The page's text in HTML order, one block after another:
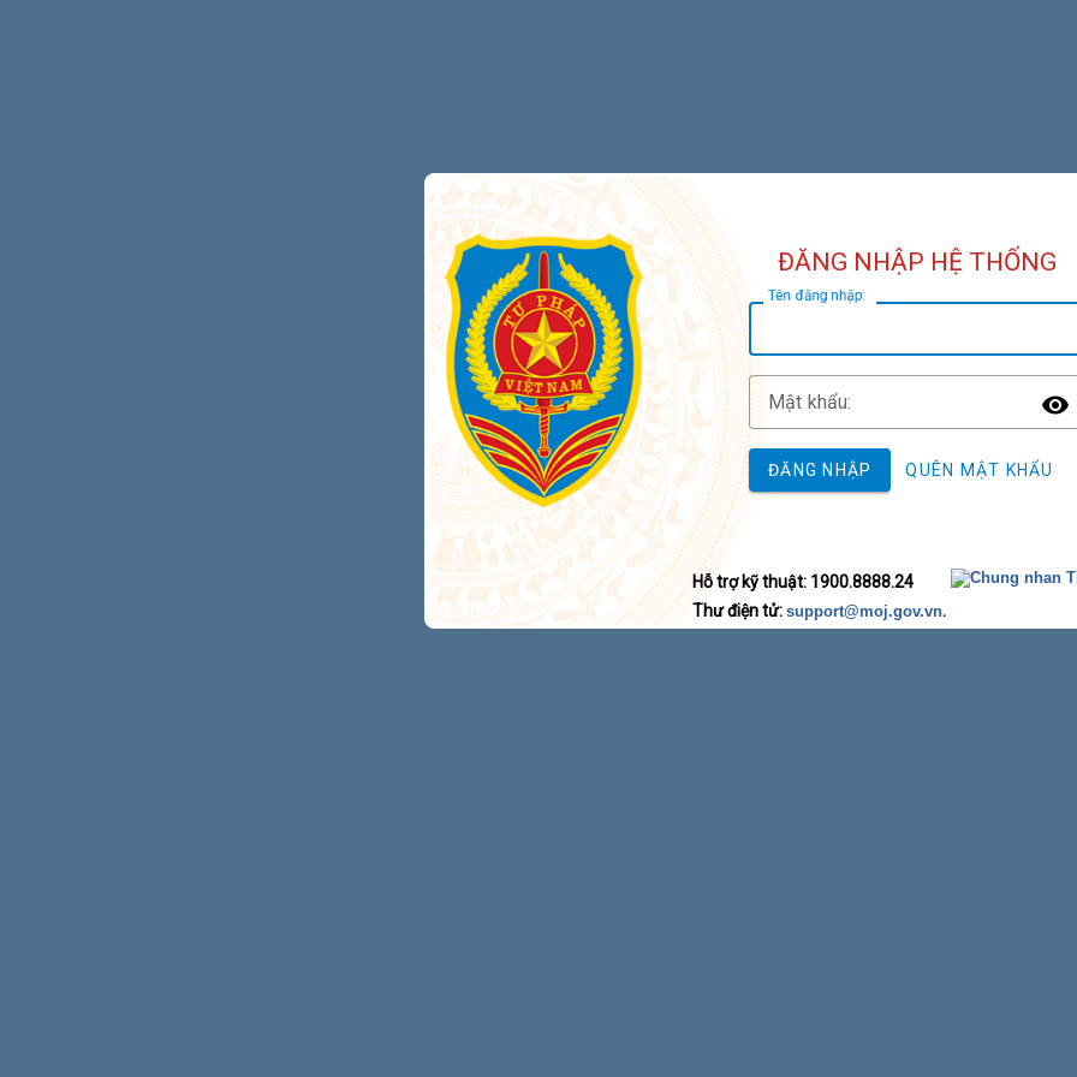
ĐĂNG NHẬP HỆ THỐNG
Tên đăng nhập:
Mật khẩu:
ĐĂNG NHẬP QUÊN MẬT KHẨU
Hỗ trợ kỹ thuật: 1900.8888.24
Thư điện tử: support@moj.gov.vn.